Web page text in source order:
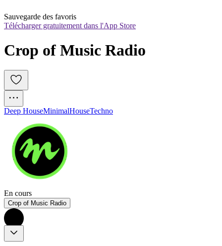
Sauvegarde des favoris
Télécharger gratuitement dans l'App Store
Crop of Music Radio
Deep HouseMinimalHouseTechno
En cours
Crop of Music Radio